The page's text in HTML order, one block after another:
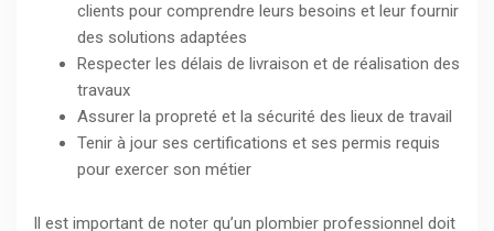
clients pour comprendre leurs besoins et leur fournir
des solutions adaptées
Respecter les délais de livraison et de réalisation des
travaux
Assurer la propreté et la sécurité des lieux de travail
Tenir à jour ses certifications et ses permis requis
pour exercer son métier
Il est important de noter qu’un plombier professionnel doit